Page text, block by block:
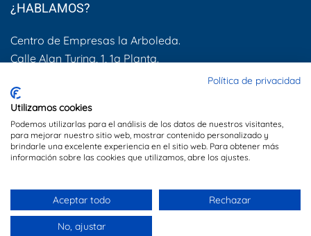
¿HABLAMOS?
Centro de Empresas la Arboleda.
Calle Alan Turing, 1, 1a Planta.
600 505 083
info@dynamis.es
Política de privacidad
Utilizamos cookies
Podemos utilizarlas para el análisis de los datos de nuestros visitantes,
para mejorar nuestro sitio web, mostrar contenido personalizado y
brindarle una excelente experiencia en el sitio web. Para obtener más
información sobre las cookies que utilizamos, abre los ajustes.
Aceptar todo Rechazar
No, ajustar